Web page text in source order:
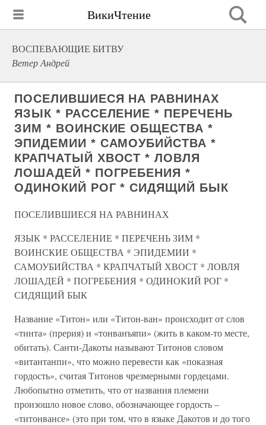
ВикиЧтение
ВОСПЕВАЮЩИЕ БИТВУ
Ветер Андрей
ПОСЕЛИВШИЕСЯ НА РАВНИНАХ
ЯЗЫК * РАССЕЛЕНИЕ * ПЕРЕЧЕНЬ
ЗИМ * ВОИНСКИЕ ОБЩЕСТВА *
ЭПИДЕМИИ * САМОУБИЙСТВА *
КРАПЧАТЫЙ ХВОСТ * ЛОВЛЯ
ЛОШАДЕЙ * ПОГРЕБЕНИЯ *
ОДИНОКИЙ РОГ * СИДЯЩИЙ БЫК
ПОСЕЛИВШИЕСЯ НА РАВНИНАХ
ЯЗЫК * РАССЕЛЕНИЕ * ПЕРЕЧЕНЬ ЗИМ *
ВОИНСКИЕ ОБЩЕСТВА * ЭПИДЕМИИ *
САМОУБИЙСТВА * КРАПЧАТЫЙ ХВОСТ * ЛОВЛЯ
ЛОШАДЕЙ * ПОГРЕБЕНИЯ * ОДИНОКИЙ РОГ *
СИДЯЩИЙ БЫК
Название «Титон» или «Титон-ван» происходит от слов
«тинта» (прерия) и «тонванъяпи» (жить в каком-то месте,
обитать). Санти-Дакоты называют Титонов словом
«витантанпи», что можно перевести как «показная
гордость», считая Титонов чрезмерными гордецами.
Любопытно отметить, что от названия племени
произошло новое слово, обозначающее гордость –
«титонвансе» (это при том, что в языке Дакотов и до того